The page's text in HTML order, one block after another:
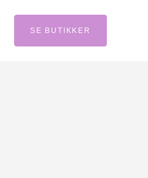
SE BUTIKKER